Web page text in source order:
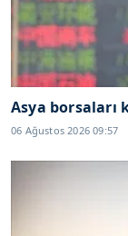
Asya borsaları
06 Ağustos 2026 09:57